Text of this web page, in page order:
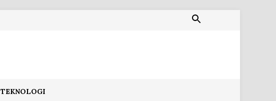
TEKNOLOGI